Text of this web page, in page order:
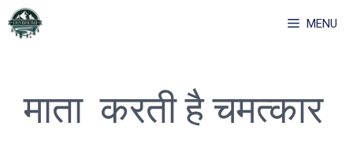
Skip
to
MENU
माता करती है चमत्कार